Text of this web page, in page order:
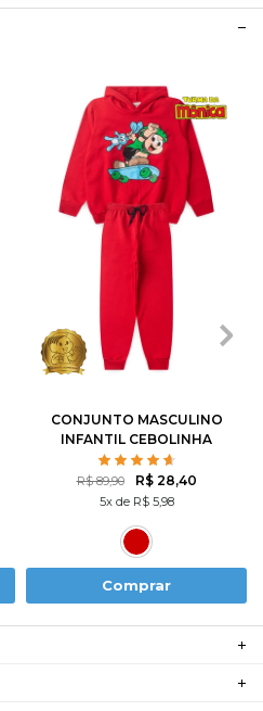
1 3 4
CONJUNTO MASCULINO
INFANTIL CEBOLINHA
SKATISTA - TURMA DA
MÔNICA
R$ 89,90 R$ 28,40
5x de R$ 5,98
Comprar